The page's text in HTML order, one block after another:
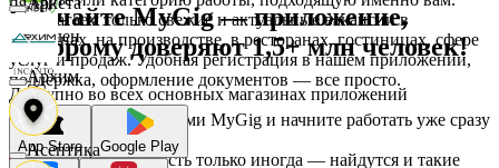
Зенден
Инканто
Архим
Асептика
Предлагаем только свежие и актуальные вакансии в
магазинах, на производстве, в ресторанах, гостиницах, сфере
услуг и продаж. Удобная регистрация в нашем приложении,
поддержка, оформление документов — все просто.
Воспользуйтесь услугами MyGig и начните работать уже сразу
после отклика.
А если нужна занятость только иногда — найдутся и такие
Скачайте MyGig — приложение,
которому доверяют 1,5+ млн человек!
Доступно во всех основных магазинах приложений
App Store Google Play